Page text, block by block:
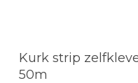
Kurk strip
50m